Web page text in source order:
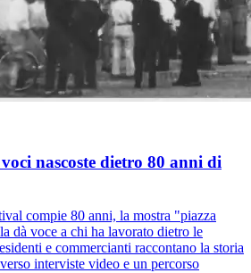
nascoste dietro 80 anni di
compie 80 anni, la mostra "piazza
dà voce a chi ha lavorato dietro le
e commercianti raccontano la storia
interviste video e un percorso